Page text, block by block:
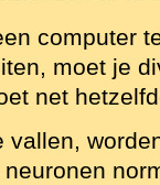
computer
moet je
net